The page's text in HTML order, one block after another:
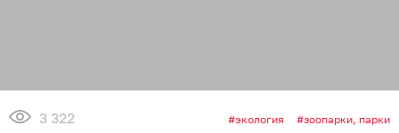
3 322 экология зоопарки, парки